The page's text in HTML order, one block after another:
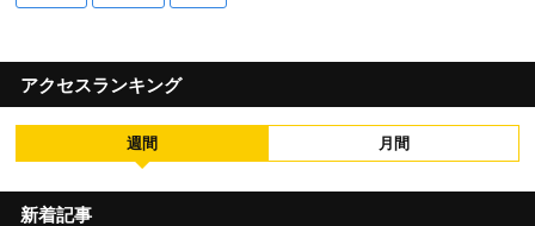
アクセスランキング
週間 月間
新着記事